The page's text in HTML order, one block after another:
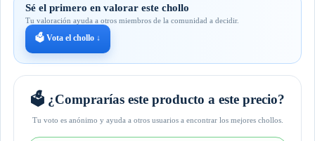
Sé el primero en valorar este chollo
Tu valoración ayuda a otros miembros de la comunidad a decidir.
🗳️ Vota el chollo ↓
🗳️ ¿Comprarías este producto a este precio?
Tu voto es anónimo y ayuda a otros usuarios a encontrar los mejores chollos.